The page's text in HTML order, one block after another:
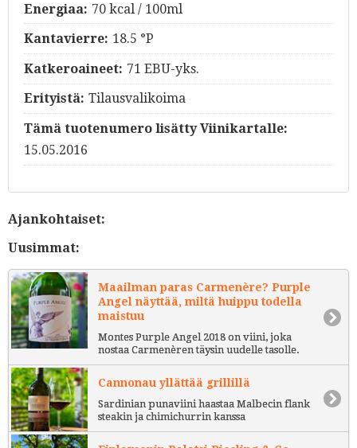
Energiaa: 70 kcal / 100ml
Kantavierre: 18.5 °P
Katkeroaineet: 71 EBU-yks.
Erityistä: Tilausvalikoima
Tämä tuotenumero lisätty Viinikartalle:
15.05.2016
Ajankohtaiset:
Uusimmat:
Maailman paras Carmenère? Purple
Angel näyttää, miltä huippu todella
maistuu
Montes Purple Angel 2018 on viini, joka
nostaa Carmenèren täysin uudelle tasolle.
Cannonau yllättää grillillä
Sardinian punaviini haastaa Malbecin flank
steakin ja chimichurrin kanssa